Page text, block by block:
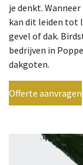
je denkt.
kan dit leiden tot
gevel of dak.
bedrijven in
dakgoten.
Offerte aanvragen